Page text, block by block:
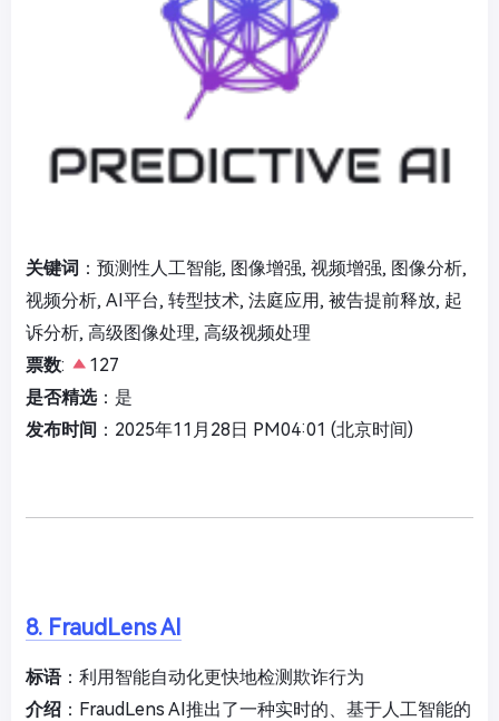
关键词 ：预测性人工智能, 图像增强, 视频增强, 图像分析,
视频分析, AI平台, 转型技术, 法庭应用, 被告提前释放, 起
诉分析, 高级图像处理, 高级视频处理
票数:
127
是否精选：是
发布时间 ：2025年11月28日 PM04:01 (北京时间)
8. FraudLens AI
标语：利用智能自动化更快地检测欺诈行为
介绍 ：FraudLens AI推出了一种实时的、基于人工智能的